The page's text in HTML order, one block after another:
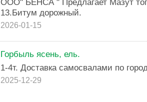
ООО" БЕНСА " Предлагает Мазут
13.Битум дорожный.
2026-01-15
Горбыль ясень, ель.
1-4т. Доставка самосвалами по
2025-12-29